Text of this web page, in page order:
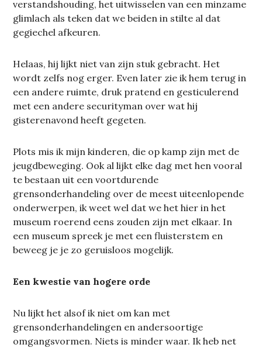
verstandshouding, het uitwisselen van een minzame
glimlach als teken dat we beiden in stilte al dat
gegiechel afkeuren.
Helaas, hij lijkt niet van zijn stuk gebracht. Het
wordt zelfs nog erger. Even later zie ik hem terug in
een andere ruimte, druk pratend en gesticulerend
met een andere securityman over wat hij
gisterenavond heeft gegeten.
Plots mis ik mijn kinderen, die op kamp zijn met de
jeugdbeweging. Ook al lijkt elke dag met hen vooral
te bestaan uit een voortdurende
grensonderhandeling over de meest uiteenlopende
onderwerpen, ik weet wel dat we het hier in het
museum roerend eens zouden zijn met elkaar. In
een museum spreek je met een fluisterstem en
beweeg je je zo geruisloos mogelijk.
Een kwestie van hogere orde
Nu lijkt het alsof ik niet om kan met
grensonderhandelingen en andersoortige
omgangsvormen. Niets is minder waar. Ik heb net